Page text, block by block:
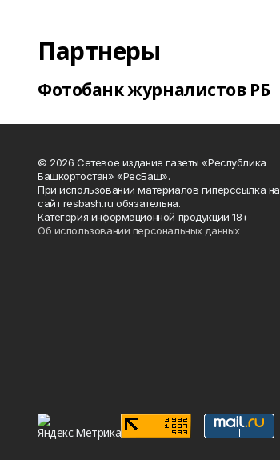
Партнеры
Фотобанк журналистов РБ
© 2026 Сетевое издание газеты «Республика
Башкортостан» «РесБаш».
При использовании материалов гиперссылка на
сайт resbash.ru обязательна.
Категория информационной продукции 18+
Об использовании персональных данных